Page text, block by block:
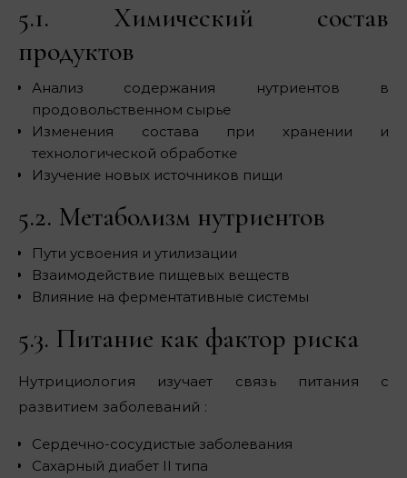
5.1. Химический состав
продуктов
Анализ содержания нутриентов в
продовольственном сырье
Изменения состава при хранении и
технологической обработке
Изучение новых источников пищи
5.2. Метаболизм нутриентов
Пути усвоения и утилизации
Взаимодействие пищевых веществ
Влияние на ферментативные системы
5.3. Питание как фактор риска
Нутрициология изучает связь питания с
развитием заболеваний :
Сердечно-сосудистые заболевания
Сахарный диабет II типа